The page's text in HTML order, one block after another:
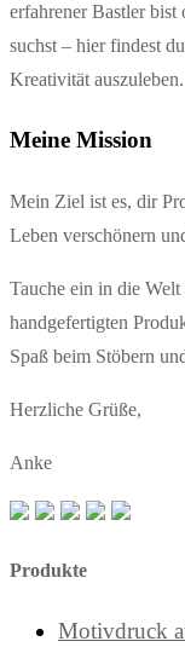
erfahrener Bastler bist
suchst – hier findest
Kreativität auszuleben.
Meine Mission
Mein Ziel ist es, dir
Leben verschönern
Tauche ein in die
handgefertigten
Spaß beim Stöbern
Herzliche Grüße,
Anke
Produkte
Motivdruck